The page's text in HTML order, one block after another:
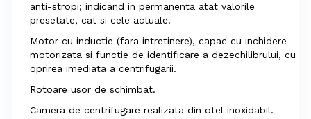
anti-stropi; indicand in permanenta atat valorile
presetate, cat si cele actuale.
Motor cu inductie (fara intretinere), capac cu inchidere
motorizata si functie de identificare a dezechilibrului, cu
oprirea imediata a centrifugarii.
Rotoare usor de schimbat.
Camera de centrifugare realizata din otel inoxidabil.